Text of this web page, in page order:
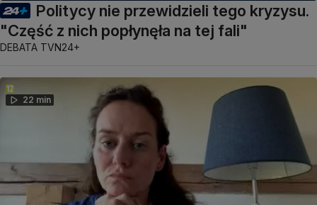
Politycy nie przewidzieli tego kryzysu.
"Część z nich popłynęła na tej fali"
DEBATA TVN24+
22 min